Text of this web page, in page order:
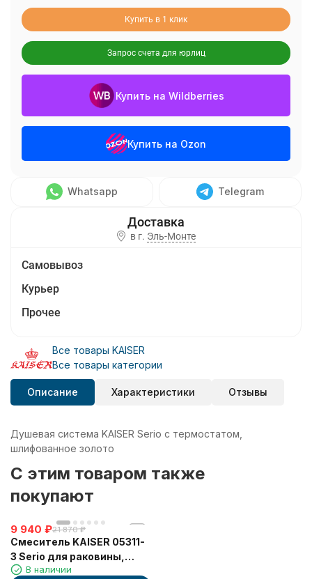
Купить в 1 клик
Запрос счета для юрлиц
Купить на Wildberries
Купить на Ozon
Whatsapp Telegram
в г. Эль-Монте
Самовывоз
Курьер
Прочее
Все товары KAISER
Все товары категории
Описание Характеристики Отзывы
Душевая система KAISER Serio с термостатом,
шлифованное золото
C этим товаром также
покупают
9 940 ₽21 870 ₽
Смеситель KAISER 05311-
3 Serio для раковины,
неповоротный,
В наличии